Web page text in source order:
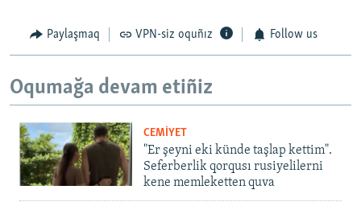
Paylaşmaq VPN-siz oquñız Follow us
Oqumağa devam etiñiz
CEMİYET
"Er şeyni eki künde taşlap kettim".
Seferberlik qorqusı rusiyelilerni
kene memleketten quva